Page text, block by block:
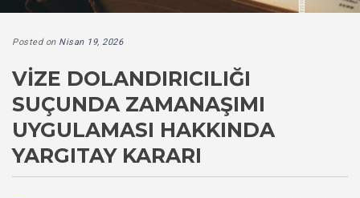
Posted on Nisan 19, 2026
VIZE DOLANDIRICILIĞI
SUÇUNDA ZAMANAŞIMI
UYGULAMASI HAKKINDA
YARGITAY KARARI